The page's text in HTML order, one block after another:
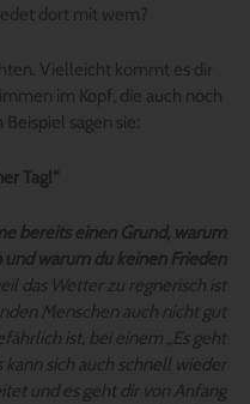
dort mit wem?
Vielleicht kommt es dir
im Kopf, die auch noch
sagen sie:
Tag!“
bereits einen Grund, warum
warum du keinen Frieden
das Wetter zu regnerisch ist
Menschen auch nicht gut
ist, bei einem „Es geht
sich auch schnell wieder
und es geht dir von Anfang